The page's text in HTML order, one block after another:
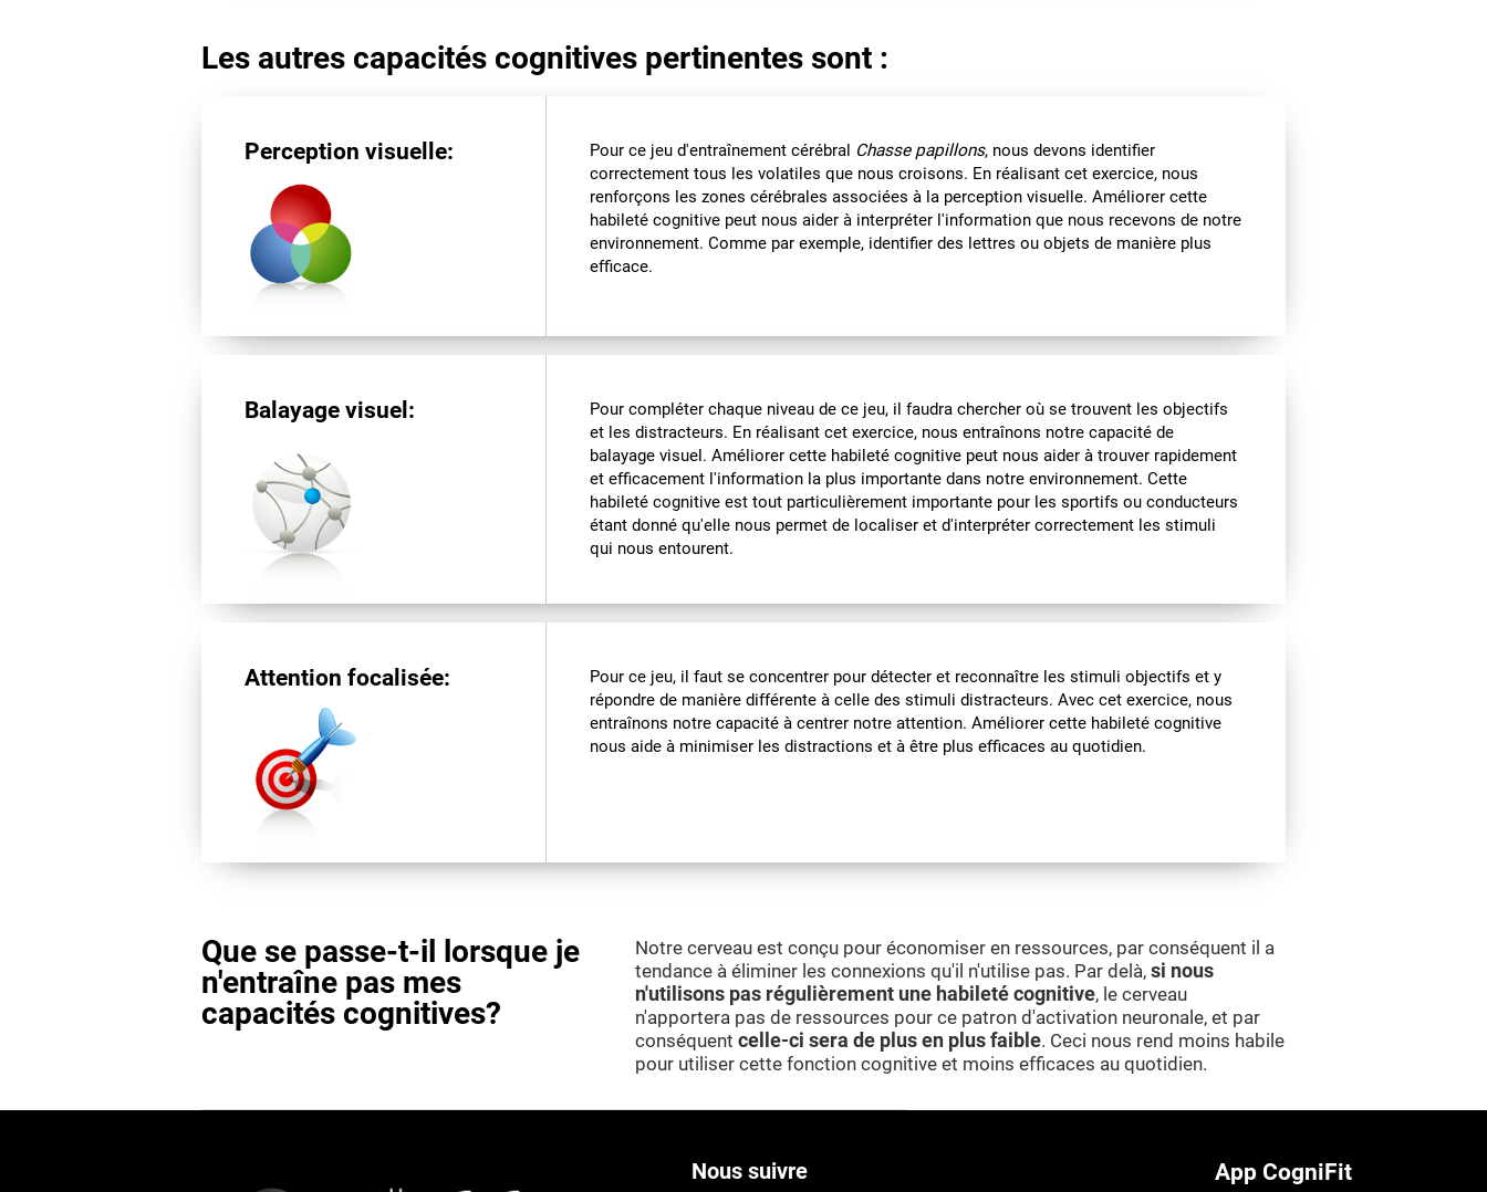
Les autres capacités cognitives pertinentes sont :
Perception visuelle: Pour ce jeu d'entraînement cérébral Chasse papillons, nous devons identifier
correctement tous les volatiles que nous croisons. En réalisant cet exercice, nous
renforçons les zones cérébrales associées à la perception visuelle. Améliorer cette
habileté cognitive peut nous aider à interpréter l'information que nous recevons de notre
environnement. Comme par exemple, identifier des lettres ou objets de manière plus
efficace.
Balayage visuel:
Pour compléter chaque niveau de ce jeu, il faudra chercher où se trouvent les objectifs
et les distracteurs. En réalisant cet exercice, nous entraînons notre capacité de
balayage visuel. Améliorer cette habileté cognitive peut nous aider à trouver rapidement
et efficacement l'information la plus importante dans notre environnement. Cette
habileté cognitive est tout particulièrement importante pour les sportifs ou conducteurs
étant donné qu'elle nous permet de localiser et d'interpréter correctement les stimuli
qui nous entourent.
Attention focalisée:
Pour ce jeu, il faut se concentrer pour détecter et reconnaître les stimuli objectifs et y
répondre de manière différente à celle des stimuli distracteurs. Avec cet exercice, nous
entraînons notre capacité à centrer notre attention. Améliorer cette habileté cognitive
nous aide à minimiser les distractions et à être plus efficaces au quotidien.
Que se passe-t-il lorsque je
n'entraîne pas mes
capacités cognitives?
Notre cerveau est conçu pour économiser en ressources, par conséquent il a
tendance à éliminer les connexions qu'il n'utilise pas. Par delà, si nous
n'utilisons pas régulièrement une habileté cognitive, le cerveau
n'apportera pas de ressources pour ce patron d'activation neuronale, et par
conséquent celle-ci sera de plus en plus faible. Ceci nous rend moins habile
pour utiliser cette fonction cognitive et moins efficaces au quotidien.
App CogniFit
Nous suivre